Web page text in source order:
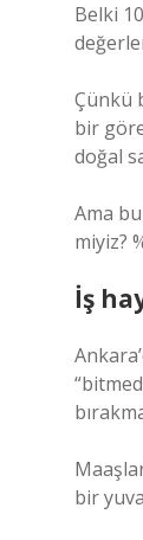
Belki
Çünkü
bir
doğal
Ama
miyiz?
İş
bir